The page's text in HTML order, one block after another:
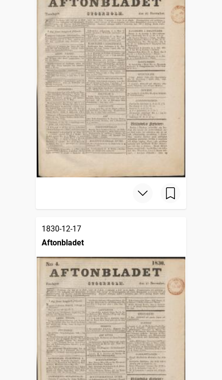
1830-12-17
Aftonbladet